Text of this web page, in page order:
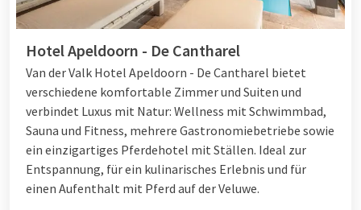
Hotel Apeldoorn - De Cantharel
Van der Valk Hotel Apeldoorn - De Cantharel bietet
verschiedene komfortable Zimmer und Suiten und
verbindet Luxus mit Natur: Wellness mit Schwimmbad,
Sauna und Fitness, mehrere Gastronomiebetriebe sowie
ein einzigartiges Pferdehotel mit Ställen. Ideal zur
Entspannung, für ein kulinarisches Erlebnis und für
einen Aufenthalt mit Pferd auf der Veluwe.